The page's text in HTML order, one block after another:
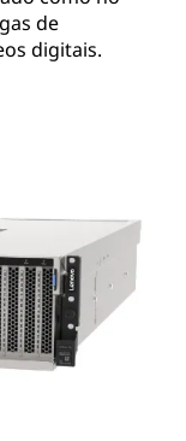
de
digitais.